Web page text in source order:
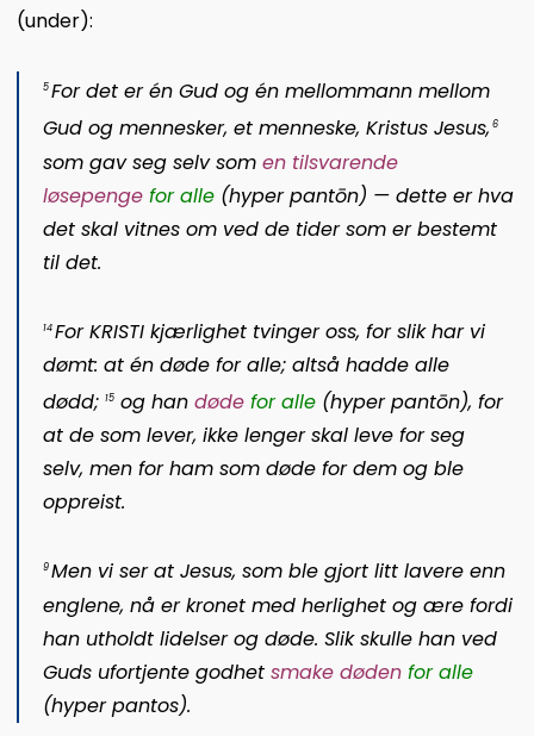
(under):
5For det er én Gud og én mellommann mellom
Gud og mennesker, et menneske, Kristus Jesus, 6
som gav seg selv som en tilsvarende
løsepenge for alle(hyper pantōn) — dette er hva
det skal vitnes om ved de tider som er bestemt
til det.
14For KRISTI kjærlighet tvinger oss, for slik har vi
dømt: at én døde for alle; altså hadde alle
dødd; 15og han døde for alle(hyper pantōn), for
at de som lever, ikke lenger skal leve for seg
selv, men for ham som døde for dem og ble
oppreist.
9Men vi ser at Jesus, som ble gjort litt lavere enn
englene, nå er kronet med herlighet og ære fordi
han utholdt lidelser og døde. Slik skulle han ved
Guds ufortjente godhet smake døden for alle
(hyper pantos).